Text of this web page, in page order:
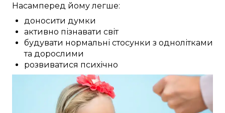
Насамперед йомулегше:
доносити думки
активно пізнавати світ
будувати нормальні стосунки з однолітками
та дорослими
розвиватися психічно